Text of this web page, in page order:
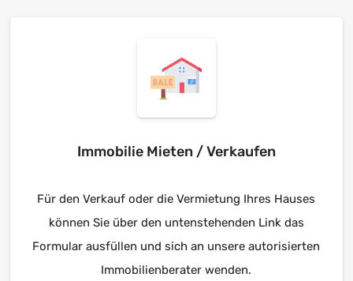
Immobilie Mieten / Verkaufen
Für den Verkauf oder die Vermietung Ihres Hauses
können Sie über den untenstehenden Link das
Formular ausfüllen und sich an unsere autorisierten
Immobilienberater wenden.